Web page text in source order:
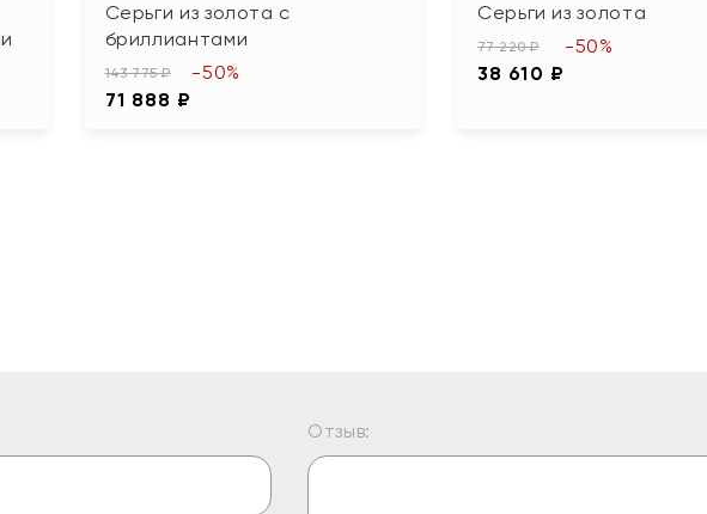
Серьги из золота с
бриллиантами
143 775 ₽
71 888 ₽
-50%
Серьги из золота
77 220 ₽
38 610 ₽
-50%
Отзыв: